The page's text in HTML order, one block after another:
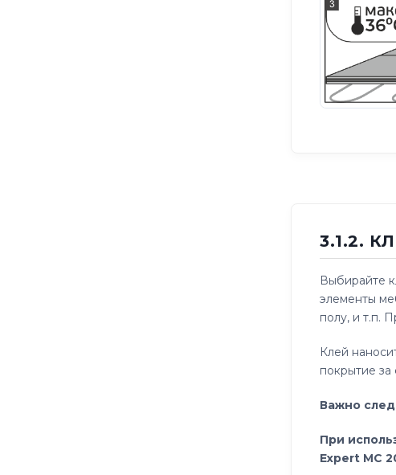
3.1.2.
Выбирайте
элементы
полу, и т.п.
Клей
покрытие
Важно
При
Expert МС